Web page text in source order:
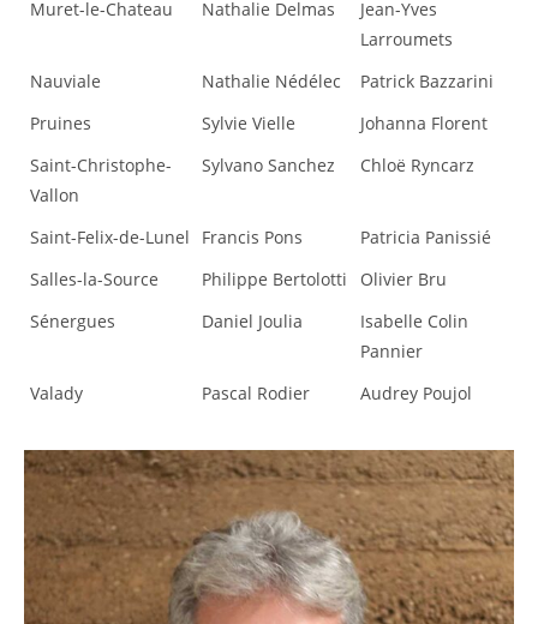
Muret-le-Chateau
Nathalie Delmas
Jean-Yves
Larroumets
Nauviale
Nathalie Nédélec
Patrick Bazzarini
Pruines
Sylvie Vielle
Johanna Florent
Saint-Christophe-
Vallon
Sylvano Sanchez Chloë Ryncarz
Saint-Felix-de-Lunel Francis Pons
Patricia Panissié
Salles-la-Source
Philippe Bertolotti
Olivier Bru
Sénergues
Daniel Joulia
Isabelle Colin
Pannier
Valady
Pascal Rodier Audrey Poujol